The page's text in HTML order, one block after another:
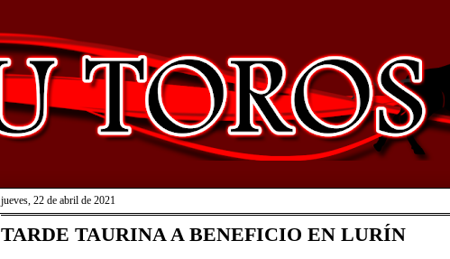
jueves, 22 de abril de 2021
TARDE TAURINA A BENEFICIO EN LURÍN